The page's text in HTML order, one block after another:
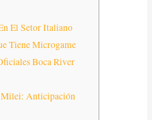
El Setor Italiano
Tiene Microgame
Boca River
Milei: Anticipación